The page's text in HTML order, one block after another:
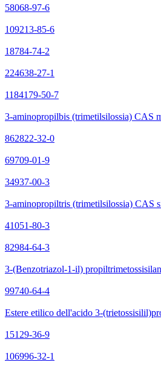
58068-97-6
109213-85-6
18784-74-2
224638-27-1
1184179-50-7
3-aminopropilbis (trimetilsilossia) CAS
862822-32-0
69709-01-9
34937-00-3
3-aminopropiltris (trimetilsilossia) CAS
41051-80-3
82984-64-3
3-(Benzotriazol-1-il)
99740-64-4
Estere etilico dell'acido 3-
15129-36-9
106996-32-1